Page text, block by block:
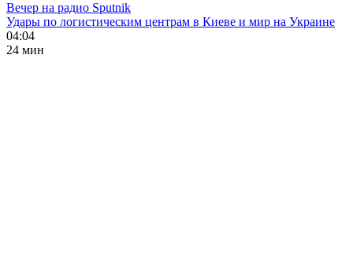
Вечер на радио Sputnik
Удары по логистическим центрам в Киеве и мир на Украине
04:04
24 мин